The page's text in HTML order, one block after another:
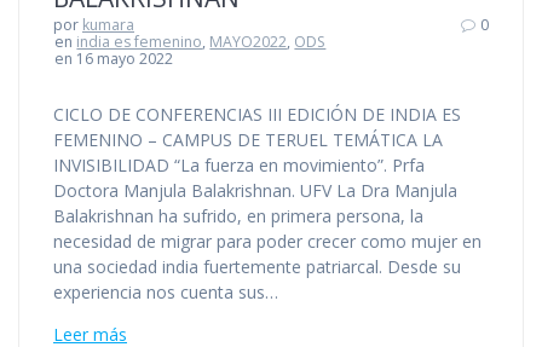
por kumara
en india es femenino, MAYO2022, ODS
en 16 mayo 2022
0
CICLO DE CONFERENCIAS III EDICIÓN DE INDIA ES
FEMENINO – CAMPUS DE TERUEL TEMÁTICA LA
INVISIBILIDAD “La fuerza en movimiento”. Prfa
Doctora Manjula Balakrishnan. UFV La Dra Manjula
Balakrishnan ha sufrido, en primera persona, la
necesidad de migrar para poder crecer como mujer en
una sociedad india fuertemente patriarcal. Desde su
experiencia nos cuenta sus…
Leer más